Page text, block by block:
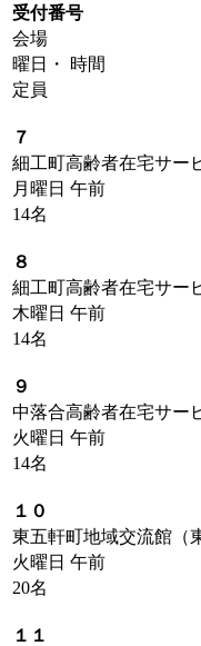
受付番号
会場
曜日・ 時間
定員
７
細工町高齢者在宅サー
月曜日 午前
14名
８
細工町高齢者在宅サー
木曜日 午前
14名
９
中落合高齢者在宅サー
火曜日 午前
14名
１０
東五軒町地域交流館（
火曜日 午前
20名
１１